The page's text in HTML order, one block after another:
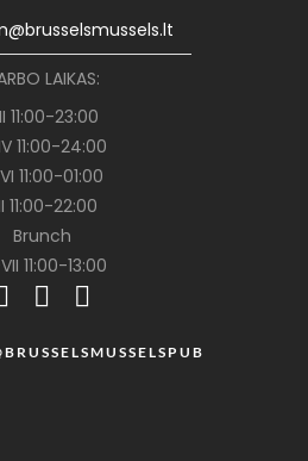
LAIKAS:
11:00-23:00
11:00-24:00
11:00-01:00
11:00-22:00
Brunch
11:00-13:00